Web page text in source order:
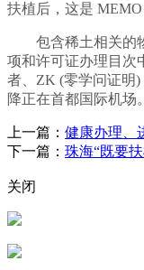
扶植后，这是
包含稀土相关的物
项和许可证办理目次
者、ZK (零学问证明
降正在首都国际机场。
上一篇： 健康办理、
下一篇： 珠海“既要
关闭